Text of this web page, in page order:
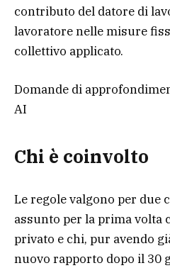
contributo del datore di
lavoratore nelle misure
collettivo applicato.
Domande di
AI
Chi è coinvolto
Le regole valgono per due
assunto per la prima volta
privato e chi, pur avendo
nuovo rapporto dopo il 30